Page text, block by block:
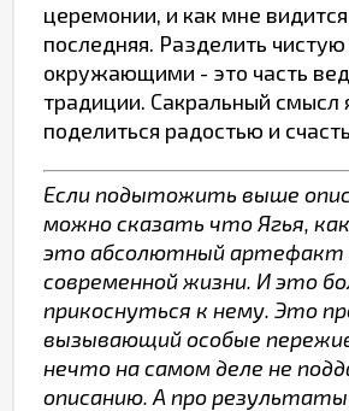
церемонии, и как мне
последняя. Разделить
окружающими - это часть
традиции. Сакральный смысл
поделиться радостью и
Если подытожить выше
можно сказать что Ягья,
это абсолютный артефакт
современной жизни. И это
прикоснуться к нему. Это
вызывающий особые
нечто на самом деле не
описанию. А про